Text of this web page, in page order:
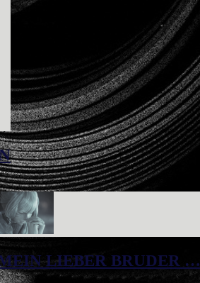
LIEBER BRUDER …